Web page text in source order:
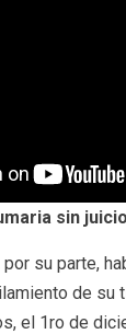
sin
su parte,
de su
el 1ro de